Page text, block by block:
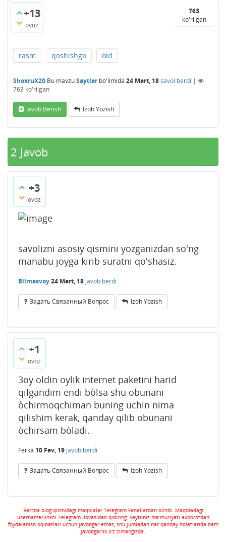
+13
ovoz
763
ko'rilgan
rasm qoshishga oid
ShoxruX20 Bu mavzuSaytlarbo'limida 24 Mart, 18savol berdi |
763 ko'rilgan
Javob Berish Izoh Yozish
2 Javob
+3
ovoz
savolizni asosiy qismini yozganizdan so'ng
manabu joyga kirib suratni qo'shasiz.
Bilmasvoy24 Mart, 18 javob berdi
Задать Связанный Вопрос Izoh Yozish
+1
ovoz
3oy oldin oylik internet paketini harid
qilgandim endi bòlsa shu obunani
òchirmoqchiman buning uchin nima
qilishim kerak, qanday qilib obunani
òchirsam bòladi.
Ferka 10 Fev, 19 javob berdi
Задать Связанный Вопрос Izoh Yozish
Barcha blog qismidagi maqolalar Telegram kanallardan olindi. Maqoladagi
username/linkni Telegram ilovasidan qidiring. Saytimiz ma'muriyati axborotdan
foydalanish oqibatlari uchun javobgar emas, shu jumladan har qanday holatlarida ham
javobgarlik o'z zimangizda.